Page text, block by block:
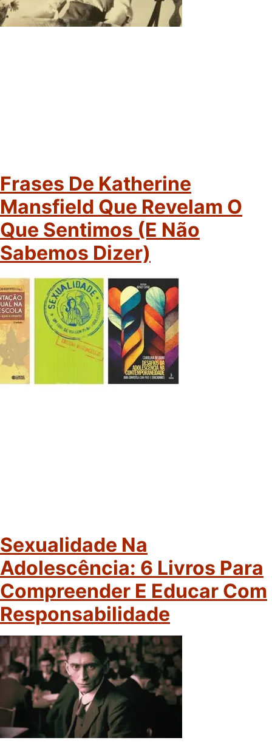
Frases De Katherine
Mansfield Que Revelam O
Que Sentimos (e Não
Sabemos Dizer)
Sexualidade Na
Adolescência: 6 Livros Para
Compreender E Educar Com
Responsabilidade